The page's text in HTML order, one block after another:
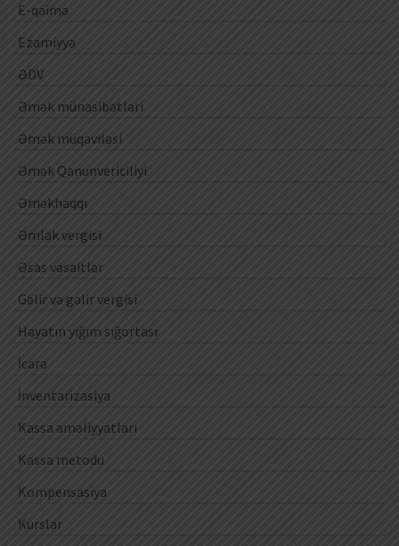
E-qaimə
Ezamiyyə
ƏDV
Əmək münasibətləri
Əmək müqaviləsi
Əmək Qanunvericiliyi
Əməkhaqqı
Əmlak vergisi
Əsas vəsaitlər
Gəlir və gəlir vergisi
Həyatın yığım sığortası
İcarə
İnventarizasiya
Kassa əməliyyatları
Kassa metodu
Kompensasiya
Kurslar